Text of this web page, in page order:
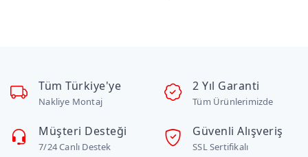
Tüm Türkiye'ye
Nakliye Montaj
2 Yıl Garanti
Tüm Ürünlerimizde
Müşteri Desteği
7/24 Canlı Destek
Güvenli Alışveriş
SSL Sertifikalı